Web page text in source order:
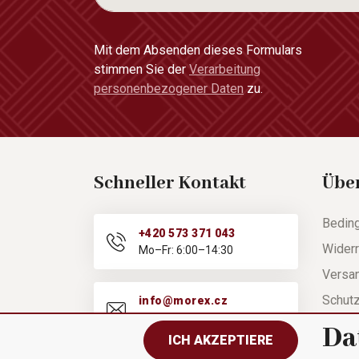
Mit dem Absenden dieses Formulars
stimmen Sie der Verarbeitung
personenbezogener Daten zu.
Schneller Kontakt
+420 573 371 043
Mo–Fr: 6:00–14:30
info@morex.cz
Mo–Fr: 6:00–14:30
Hilfe
ICH AKZEPTIERE